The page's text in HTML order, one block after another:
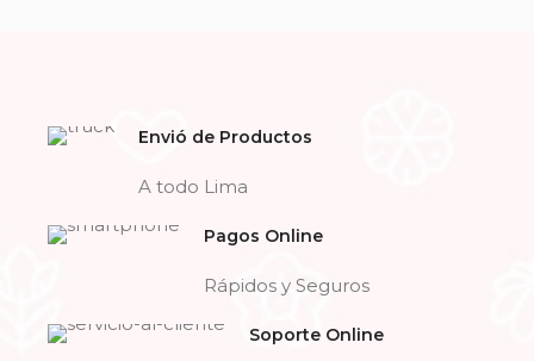
Envió de Productos
A todo Lima
Pagos Online
Rápidos y Seguros
Soporte Online